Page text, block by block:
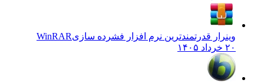
وینرار قدرتمندترین نرم افزار فشرده سازیWinRAR
۲۰ خرداد ۱۴۰۵